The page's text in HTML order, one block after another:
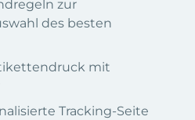
zur
des besten
mit
Tracking-Seite